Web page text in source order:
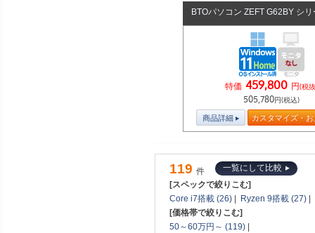
BTOパソコン ZEFT G62BY シリ
特価 459,800 円(税
505,780円(税込)
商品詳細 カスタマイズ・
119 件
一覧にして比較
[スペックで絞りこむ]
Core i7搭載 (26)
Ryzen 9搭載 (27)
[価格帯で絞りこむ]
50～60万円～ (119)